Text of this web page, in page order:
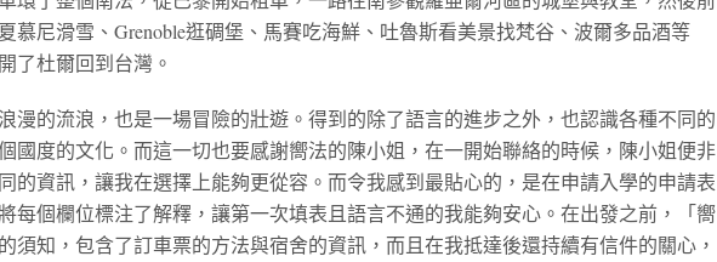
慕尼滑雪、Grenoble逛碉堡、馬賽吃海鮮、吐魯斯看美景找梵谷、波爾多品酒等
了杜爾回到台灣。
漫的流浪，也是一場冒險的壯遊。得到的除了語言的進步之外，也認識各種不同的
國度的文化。而這一切也要感謝嚮法的陳小姐，在一開始聯絡的時候，陳小姐便非
的資訊，讓我在選擇上能夠更從容。而令我感到最貼心的，是在申請入學的申請表
每個欄位標注了解釋，讓第一次填表且語言不通的我能夠安心。在出發之前，「嚮
須知，包含了訂車票的方法與宿舍的資訊，而且在我抵達後還持續有信件的關心，